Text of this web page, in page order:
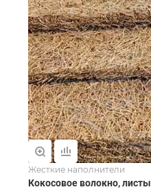
Жесткие наполнители
Кокосовое волокно, листы